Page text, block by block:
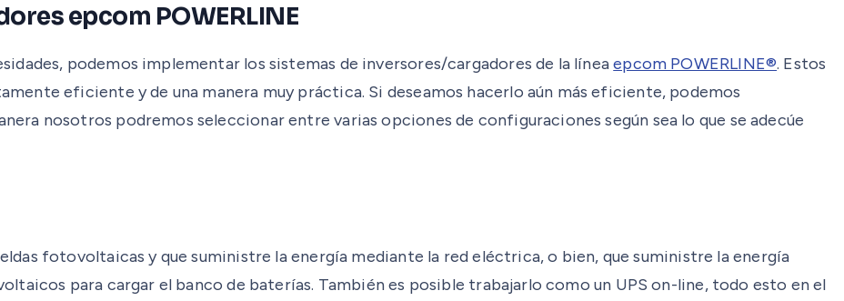
epcom POWERLINE
podemos implementar los sistemas de inversores/cargadores de la líneaepcom POWERLINE®. Estos
eficiente y de una manera muy práctica. Si deseamos hacerlo aún más eficiente, podemos
nosotros podremos seleccionar entre varias opciones de configuraciones según sea lo que se adecúe
fotovoltaicas y que suministre la energía mediante la red eléctrica, o bien, que suministre la energía
para cargar el banco de baterías. También es posible trabajarlo como un UPS on-line, todo esto en el